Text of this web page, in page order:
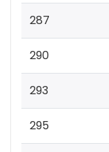
287
290
293
295